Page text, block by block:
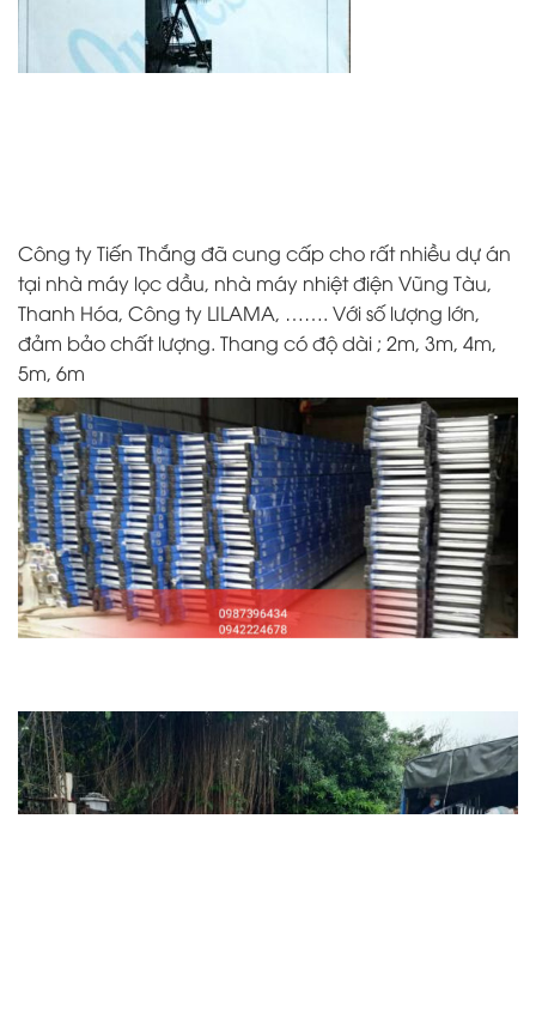
Công ty Tiến Thắng đã cung cấp cho rất nhiều dự án
tại nhà máy lọc dầu, nhà máy nhiệt điện Vũng Tàu,
Thanh Hóa, Công ty LILAMA, ……. Với số lượng lớn,
đảm bảo chất lượng. Thang có độ dài ; 2m, 3m, 4m,
5m, 6m